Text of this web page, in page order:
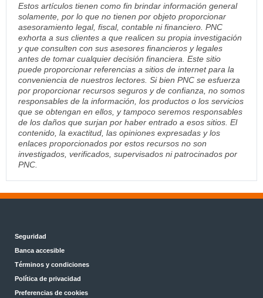
Estos artículos tienen como fin brindar información general
solamente, por lo que no tienen por objeto proporcionar
asesoramiento legal, fiscal, contable ni financiero. PNC
exhorta a sus clientes a que realicen su propia investigación
y que consulten con sus asesores financieros y legales
antes de tomar cualquier decisión financiera. Este sitio
puede proporcionar referencias a sitios de internet para la
conveniencia de nuestros lectores. Si bien PNC se esfuerza
por proporcionar recursos seguros y de confianza, no somos
responsables de la información, los productos o los servicios
que se obtengan en ellos, y tampoco seremos responsables
de los daños que surjan por haber entrado a esos sitios. El
contenido, la exactitud, las opiniones expresadas y los
enlaces proporcionados por estos recursos no son
investigados, verificados, supervisados ni patrocinados por
PNC.
Seguridad
Banca accesible
Términos y condiciones
Política de privacidad
Preferencias de cookies